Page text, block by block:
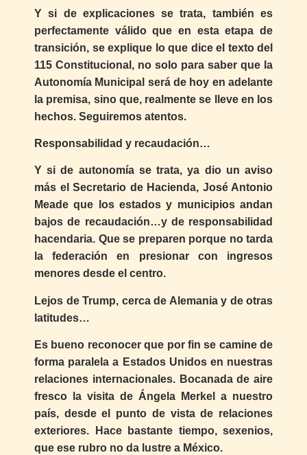
Y si de explicaciones se trata, también es
perfectamente válido que en esta etapa de
transición, se explique lo que dice el texto del
115 Constitucional, no solo para saber que la
Autonomía Municipal será de hoy en adelante
la premisa, sino que, realmente se lleve en los
hechos. Seguiremos atentos.
Responsabilidad y recaudación…
Y si de autonomía se trata, ya dio un aviso
más el Secretario de Hacienda, José Antonio
Meade que los estados y municipios andan
bajos de recaudación…y de responsabilidad
hacendaria. Que se preparen porque no tarda
la federación en presionar con ingresos
menores desde el centro.
Lejos de Trump, cerca de Alemania y de otras
latitudes…
Es bueno reconocer que por fin se camine de
forma paralela a Estados Unidos en nuestras
relaciones internacionales. Bocanada de aire
fresco la visita de Ángela Merkel a nuestro
país, desde el punto de vista de relaciones
exteriores. Hace bastante tiempo, sexenios,
que ese rubro no da lustre a México.